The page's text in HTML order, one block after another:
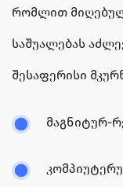
რომლით
საშუალებას
შესაფერისი
მაგნიტურ-